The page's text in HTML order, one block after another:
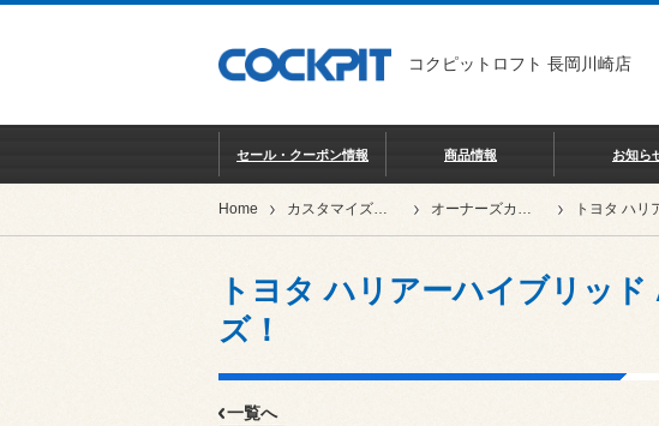
コクピットロフト 長岡川崎店
セール・クーポン情報 商品情報 お知ら
Home カスタマイズカー紹介 オーナーズカーインデックス
トヨタ ハリアーハイブリッ
ズ！
一覧へ